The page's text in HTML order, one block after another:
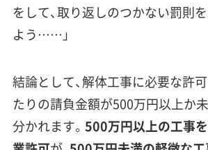
をして、取り返しのつかない罰則
よう……」
結論として、解体工事に必要な許可
たりの請負金額が500万円以上か
分かれます。 500万円以上の工事